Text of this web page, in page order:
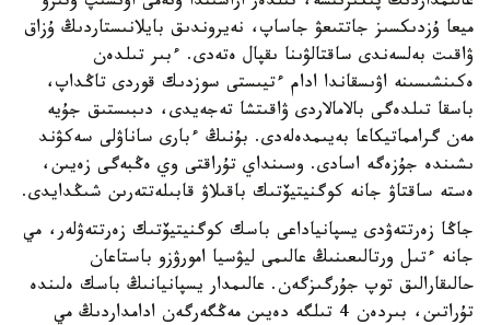
ميعا ۇزدىكسىز جاتتىعۋ جاساپ، نەيروندىق بايلانىستاردىڭ ۇزاق
ۋاقىت بەلسەندى ساقتالۋىنا ىقپال ەتەدى. ءبىر تىلدەن
ەكىنشىسىنە اۋىسقاندا ادام ءتيىستى سوزدىك قوردى تاڭداپ،
باسقا تىلدەگى بالامالاردى ۋاقىتشا تەجەيدى، دىبىستىق جۇيە
مەن گرامماتيكاعا بەيىمدەلەدى. بۇنىڭ ءبارى ساناۋلى سەكۋند
ىشىندە جۇزەگە اسادى. وسىنداي تۇراقتى وي ەڭبەگى زەيىن،
ەستە ساقتاۋ جانە كوگنيتيۆتىك باقىلاۋ قابىلەتتەرىن شىڭدايدى.
جاڭا زەرتتەۋدى يسپانياداعى باسك كوگنيتيۆتىك زەرتتەۋلەر، مي
جانە ءتىل ورتالىعىنىڭ عالىمى ليۋسيا امورۋزو باستاعان
حالىقارالىق توپ جۇرگىزگەن. عالىمدار يسپانيانىڭ باسك ەلىندە
تۇراتىن، بىردەن 4 تىلگە دەيىن مەڭگەرگەن ادامداردىڭ مي